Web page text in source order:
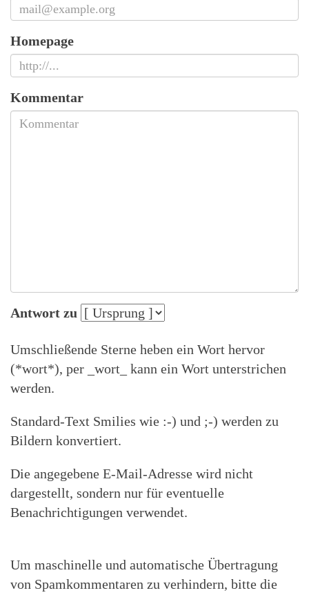
Homepage
Kommentar
Antwort zu
Umschließende Sterne heben ein Wort hervor
(*wort*), per _wort_ kann ein Wort unterstrichen
werden.
Standard-Text Smilies wie :-) und ;-) werden zu
Bildern konvertiert.
Die angegebene E-Mail-Adresse wird nicht
dargestellt, sondern nur für eventuelle
Benachrichtigungen verwendet.
Um maschinelle und automatische Übertragung
von Spamkommentaren zu verhindern, bitte die